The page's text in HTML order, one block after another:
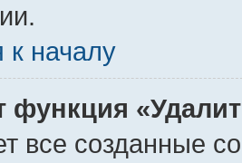
к началу
функция
все созданные